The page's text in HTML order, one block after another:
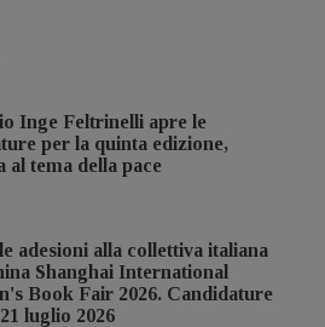
Inge Feltrinelli apre le
per la quinta edizione,
al tema della pace
adesioni alla collettiva italiana
Shanghai International
Book Fair 2026. Candidature
luglio 2026